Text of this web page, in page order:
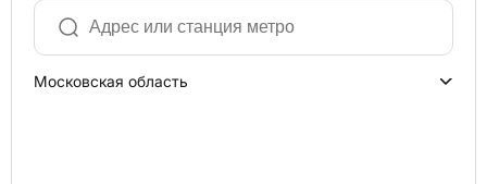
Московская область